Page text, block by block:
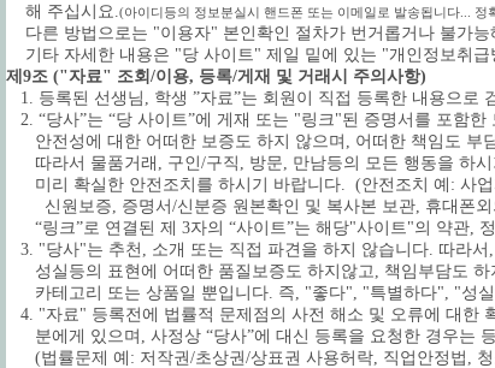
해 주십시요.(아이디등의 정보분실시 핸드폰 또는 이메일로 발송됩니다... 정
다른 방법으로는 "이용자" 본인확인 절차가 번거롭거나 불가능
기타 자세한 내용은 "당 사이트" 제일 밑에 있는 "개인정보취급
제9조 ("자료" 조회/이용, 등록/게재 및 거래시 주의사항)
1. 등록된 선생님, 학생 ”자료”는 회원이 직접 등록한 내용으로
2. “당사”는 “당 사이트”에 게재 또는 "링크"된 증명서를 포함
안전성에 대한 어떠한 보증도 하지 않으며, 어떠한 책임도 부
따라서 물품거래, 구인/구직, 방문, 만남등의 모든 행동을 하시
미리 확실한 안전조치를 하시기 바랍니다. (안전조치 예: 사
신원보증, 증명서/신분증 원본확인 및 복사본 보관, 휴대폰외
“링크”로 연결된 제 3자의 “사이트”는 해당"사이트"의 약관,
3. "당사"는 추천, 소개 또는 직접 파견을 하지 않습니다. 따라서
성실등의 표현에 어떠한 품질보증도 하지않고, 책임부담도 하
카테고리 또는 상품일 뿐입니다. 즉, "좋다", "특별하다", "성실
4. "자료" 등록전에 법률적 문제점의 사전 해소 및 오류에 대한
분에게 있으며, 사정상 “당사”에 대신 등록을 요청한 경우는
(법률문제 예: 저작권/초상권/상표권 사용허락, 직업안정법,